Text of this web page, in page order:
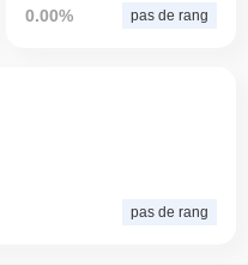
0.00% pas de rang
pas de rang